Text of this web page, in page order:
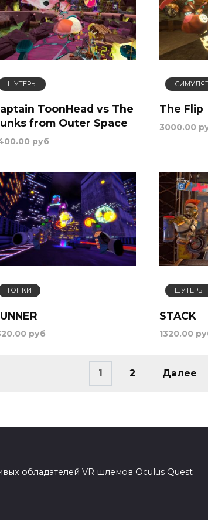
ШУТЕРЫ
ToonHead vs The
from Outer Space
руб
The Flip
3000.00
ГОНКИ
руб
ШУТЕРЫ
STACK
1320.00
1 2 Далее
обладателей VR шлемов Oculus Quest